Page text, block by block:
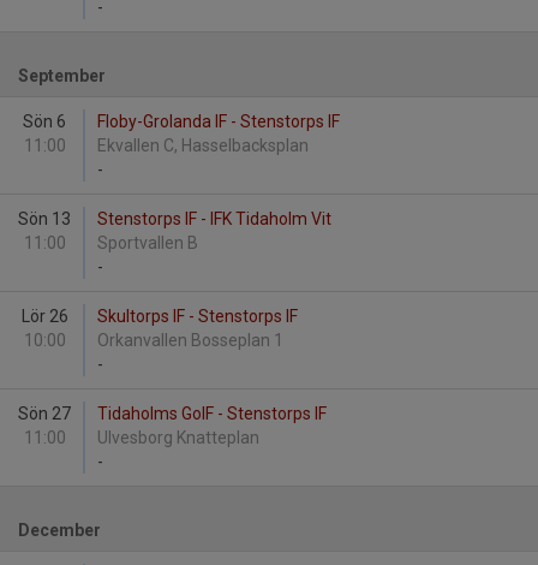
-
September
Sön 6
11:00
Floby-Grolanda IF - Stenstorps IF
Ekvallen C, Hasselbacksplan
-
Sön 13
11:00
Stenstorps IF - IFK Tidaholm Vit
Sportvallen B
-
Lör 26
10:00
Skultorps IF - Stenstorps IF
Orkanvallen Bosseplan 1
-
Sön 27
11:00
Tidaholms GoIF - Stenstorps IF
Ulvesborg Knatteplan
-
December